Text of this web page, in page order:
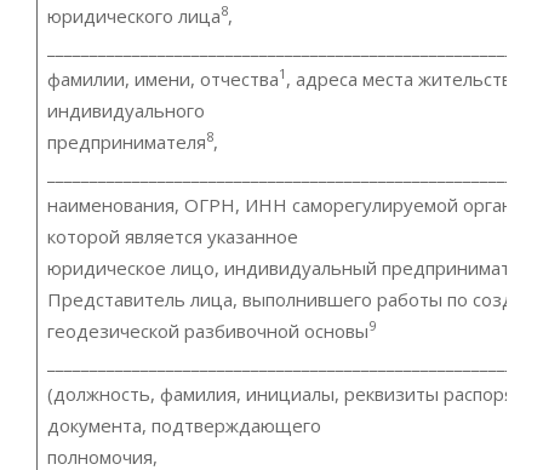
юридического лица8,
фамилии, имени, отчества1 , адреса места
индивидуального
предпринимателя8,
наименования, ОГРН, ИНН саморегулируемой
которой является указанное
юридическое лицо, индивидуальный предприниматель
Представитель лица, выполнившего работы по
геодезической разбивочной основы9
(должность, фамилия, инициалы, реквизиты
документа, подтверждающего
полномочия,